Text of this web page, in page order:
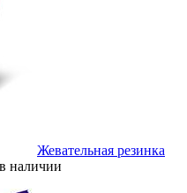
Жевательная резинка
наличии